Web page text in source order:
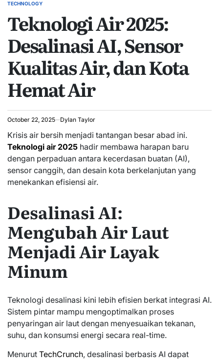
POSTED
TECHNOLOGY
Teknologi Air 2025:
Desalinasi AI, Sensor
Kualitas Air, dan Kota
Hemat Air
October 22, 2025 Dylan Taylor
Krisis air bersih menjadi tantangan besar abad ini.
Teknologi air 2025 hadir membawa harapan baru
dengan perpaduan antara kecerdasan buatan (AI),
sensor canggih, dan desain kota berkelanjutan yang
menekankan efisiensi air.
Desalinasi AI:
Mengubah Air Laut
Menjadi Air Layak
Minum
Teknologi desalinasi kini lebih efisien berkat integrasi AI.
Sistem pintar mampu mengoptimalkan proses
penyaringan air laut dengan menyesuaikan tekanan,
suhu, dan konsumsi energi secara real-time.
Menurut TechCrunch, desalinasi berbasis AI dapat